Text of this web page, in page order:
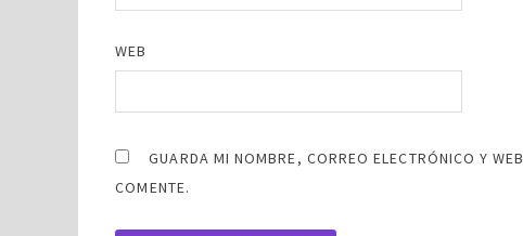
WEB
GUARDA MI NOMBRE, CORREO ELECTRÓNICO Y
COMENTE.